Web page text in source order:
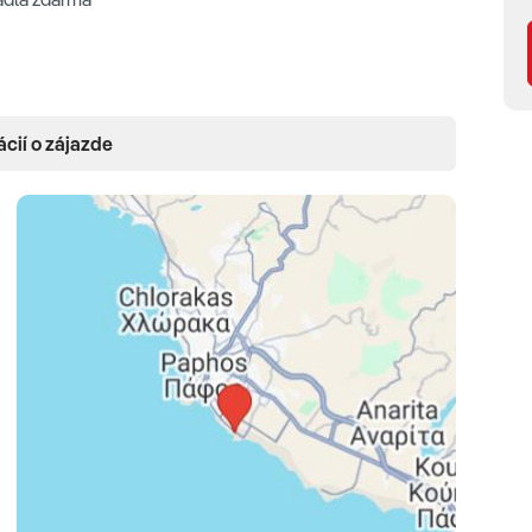
a čaju (denne dopĺňané zásoby) • minibar • žehliaca
• 24-hodinový izbový servis (za poplatok) •
One Bedroom Suite land view(38 m2, pre 2-
výhľad na okolie) •One Bedroom Suite side
časti posúvnymi dverami, čiastočný výhľad more)
oddelená od obývacej časti posúvnymi dverami,
(44 m2, pre 2-3 osoby, spálňa oddelená od obývacej
Bedroom Suite s privátnym bazénom sea
časti posúvnymi dverami, terasa a privátny bazén s
o zájazde